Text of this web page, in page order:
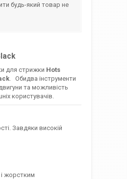
будь-який товар не
для стрижки Hots
. Обидва інструменти
та можливість
користувачів.
Завдяки високій
і жорстким